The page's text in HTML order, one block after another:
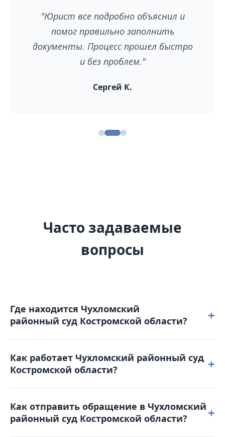
"Юрист все подробно объяснил и
помог правильно заполнить
документы. Процесс прошел быстро
и без проблем."
Сергей К.
Часто задаваемые
вопросы
Где находится Чухломский
районный суд Костромской области?
+
расположен по адресу: 157130, Костромская
область, г. Чухлома, ул. Ленина, д. 1 А.
Как работает Чухломский районный суд
Костромской области?
+
30 пятница: с 8-30 до 16-15. Обеденный перерыв с
13-00 до 13-45. Выходные дни: суббота,
Как отправить обращение в Чухломский
районный суд Костромской области?
+